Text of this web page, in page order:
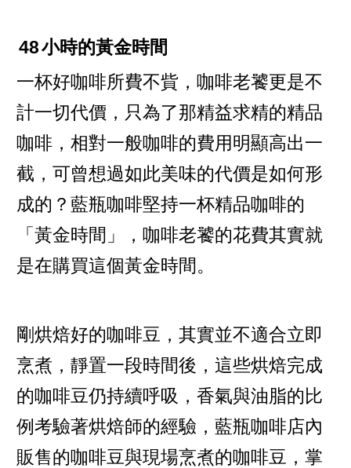
48小時的黃金時間
一杯好咖啡所費不貲，咖啡老饕更是不
計一切代價，只為了那精益求精的精品
咖啡，相對一般咖啡的費用明顯高出一
截，可曾想過如此美味的代價是如何形
成的？藍瓶咖啡堅持一杯精品咖啡的
「黃金時間」，咖啡老饕的花費其實就
是在購買這個黃金時間。
剛烘焙好的咖啡豆，其實並不適合立即
烹煮，靜置一段時間後，這些烘焙完成
的咖啡豆仍持續呼吸，香氣與油脂的比
例考驗著烘焙師的經驗，藍瓶咖啡店內
販售的咖啡豆與現場烹煮的咖啡豆，掌